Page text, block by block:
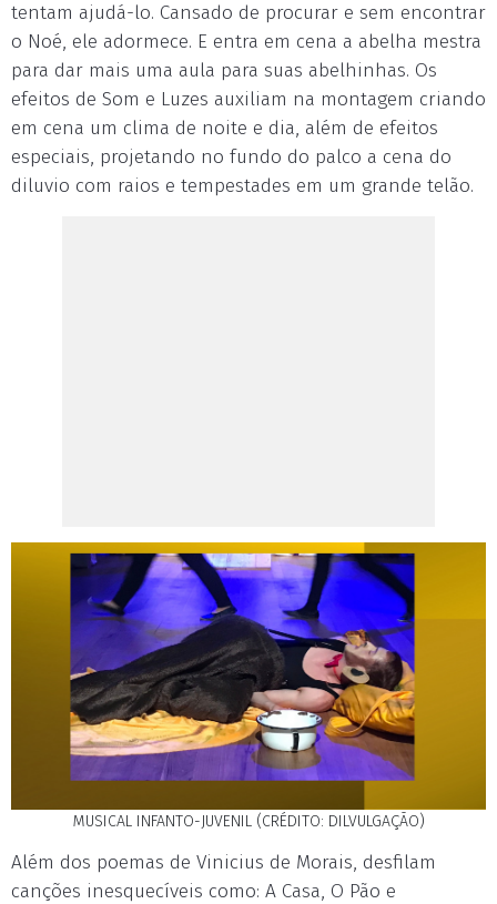
tentam ajudá-lo. Cansado de procurar e sem encontrar
o Noé, ele adormece. E entra em cena a abelha mestra
para dar mais uma aula para suas abelhinhas. Os
efeitos de Som e Luzes auxiliam na montagem criando
em cena um clima de noite e dia, além de efeitos
especiais, projetando no fundo do palco a cena do
diluvio com raios e tempestades em um grande telão.
MUSICAL INFANTO-JUVENIL (CRÉDITO: DILVULGAÇÃO)
Além dos poemas de Vinicius de Morais, desfilam
canções inesquecíveis como: A Casa, O Pão e